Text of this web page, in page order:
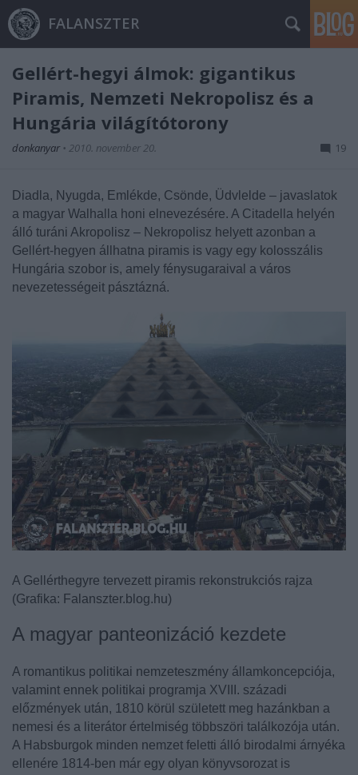
FALANSZTER
Gellért-hegyi álmok: gigantikus
Piramis, Nemzeti Nekropolisz és a
Hungária világítótorony
donkanyar • 2010. november 20. 19
Diadla, Nyugda, Emlékde, Csönde, Üdvlelde – javaslatok
a magyar Walhalla honi elnevezésére. A Citadella helyén
álló turáni Akropolisz – Nekropolisz helyett azonban a
Gellért-hegyen állhatna piramis is vagy egy kolosszális
Hungária szobor is, amely fénysugaraival a város
nevezetességeit pásztázná.
A Gellérthegyre tervezett piramis rekonstrukciós rajza
(Grafika: Falanszter.blog.hu)
A magyar panteonizáció kezdete
A romantikus politikai nemzeteszmény államkoncepciója,
valamint ennek politikai programja XVIII. századi
előzmények után, 1810 körül született meg hazánkban a
nemesi és a literátor értelmiség többszöri találkozója után.
A Habsburgok minden nemzet feletti álló birodalmi árnyéka
ellenére 1814-ben már egy olyan könyvsorozat is